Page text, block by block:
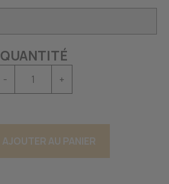
QUANTITÉ
- +
AJOUTER AU PANIER